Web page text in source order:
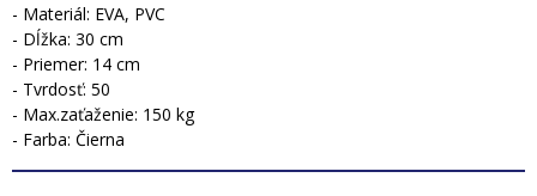
- Materiál: EVA, PVC
- Dĺžka: 30 cm
- Priemer: 14 cm
- Tvrdosť: 50
- Max.zaťaženie: 150 kg
- Farba: Čierna